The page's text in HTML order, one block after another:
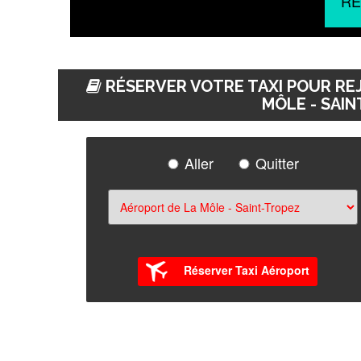
RÉSERVER VOTRE TAXI POUR
MÔLE -
Aller Quitter
Réserver Taxi Aéroport